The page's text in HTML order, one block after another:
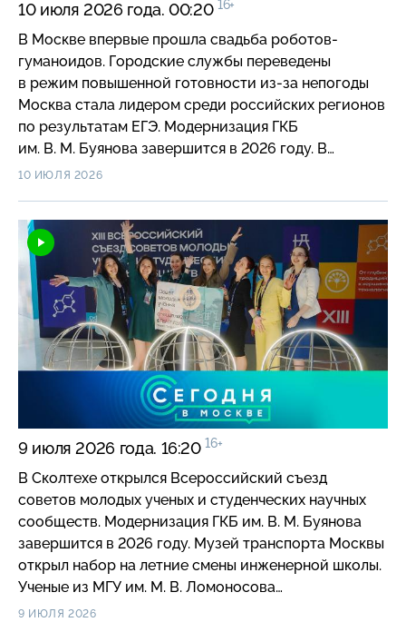
10 июля 2026 года. 00:20 16+
В Москве впервые прошла свадьба роботов-
гуманоидов. Городские службы переведены
в режим повышенной готовности из-за непогоды
Москва стала лидером среди российских регионов
по результатам ЕГЭ. Модернизация ГКБ
им. В. М. Буянова завершится в 2026 году. В
Сколтехе открылся Всероссийский съезд советов
реконструировали внешность египетской мумии.
Музей транспорта Москвы открыл набор на летние
смены инженерной школы. В этом году в столице
создадут еще 23 круглогодичные спортивные
площадки нового формата. В городском прокате
велосипедов ввели верификацию через Mos ID.
10 ИЮЛЯ 2026
9 июля 2026 года. 16:20 16+
В Сколтехе открылся Всероссийский съезд
советов молодых ученых и студенческих научных
сообществ. Модернизация ГКБ им. В. М. Буянова
завершится в 2026 году. Музей транспорта Москвы
открыл набор на летние смены инженерной школы.
Ученые из МГУ им. М. В. Ломоносова
реконструировали внешность египетской мумии. В
9 ИЮЛЯ 2026